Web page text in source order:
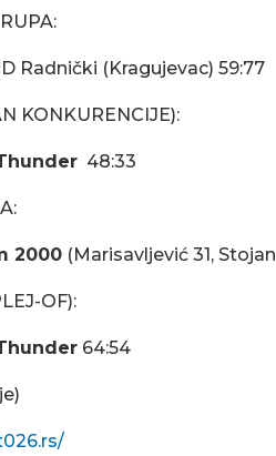
Radnički (Kragujevac) 59:77
KONKURENCIJE):
48:33
2000 (Marisavljević 31,
OF):
64:54